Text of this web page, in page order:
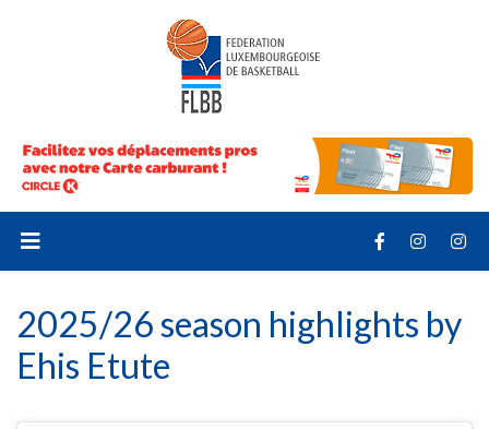
2025/26 season highlights by
Ehis Etute